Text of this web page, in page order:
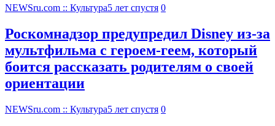
NEWSru.com :: Культура5 лет спустя 0
Роскомнадзор предупредил Disney из-за
мультфильма c героем-геем, который
боится рассказать родителям о своей
ориентации
NEWSru.com :: Культура5 лет спустя 0